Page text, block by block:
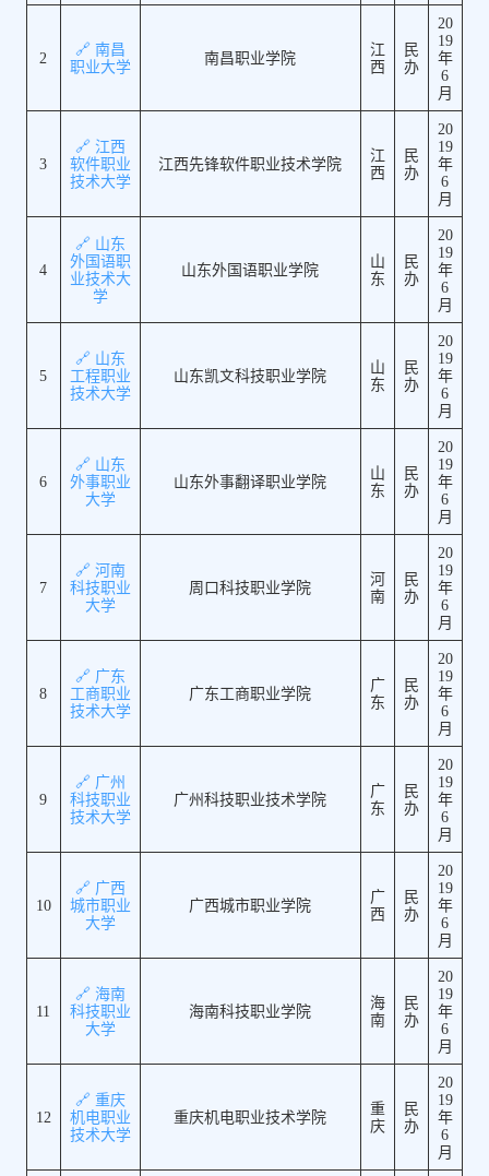
2
🔗 南昌
职业大学
南昌职业学院
江
西
民
办
20
19
年
6
月
3
🔗 江西
软件职业
技术大学
江西先锋软件职业技术学院
江
西
民
办
20
19
年
6
月
4
🔗 山东
外国语职
业技术大
学
山东外国语职业学院
山
东
民
办
20
19
年
6
月
5
🔗 山东
工程职业
技术大学
山东凯文科技职业学院
山
东
民
办
20
19
年
6
月
6
🔗 山东
外事职业
大学
山东外事翻译职业学院
山
东
民
办
20
19
年
6
月
7
🔗 河南
科技职业
大学
周口科技职业学院
河
南
民
办
20
19
年
6
月
8
🔗 广东
工商职业
技术大学
广东工商职业学院
广
东
民
办
20
19
年
6
月
9
🔗 广州
科技职业
技术大学
广州科技职业技术学院
广
东
民
办
20
19
年
6
月
10
🔗 广西
城市职业
大学
广西城市职业学院
广
西
民
办
20
19
年
6
月
11
🔗 海南
科技职业
大学
海南科技职业学院
海
南
民
办
20
19
年
6
月
12
🔗 重庆
机电职业
技术大学
重庆机电职业技术学院
重
庆
民
办
20
19
年
6
月